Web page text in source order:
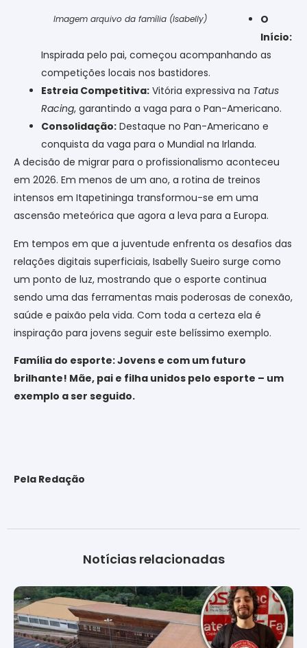
Imagem arquivo da família (Isabelly)
O
Início:
Inspirada pelo pai, começou acompanhando as
competições locais nos bastidores.
Estreia Competitiva: Vitória expressiva na Tatus
Racing, garantindo a vaga para o Pan-Americano.
Consolidação: Destaque no Pan-Americano e
conquista da vaga para o Mundial na Irlanda.
A decisão de migrar para o profissionalismo aconteceu
em 2026. Em menos de um ano, a rotina de treinos
intensos em Itapetininga transformou-se em uma
ascensão meteórica que agora a leva para a Europa.
Em tempos em que a juventude enfrenta os desafios das
relações digitais superficiais, Isabelly Sueiro surge como
um ponto de luz, mostrando que o esporte continua
sendo uma das ferramentas mais poderosas de conexão,
saúde e paixão pela vida. Com toda a certeza ela é
inspiração para jovens seguir este belíssimo exemplo.
Família do esporte: Jovens e com um futuro
brilhante! Mãe, pai e filha unidos pelo esporte – um
exemplo a ser seguido.
Pela Redação
Notícias relacionadas